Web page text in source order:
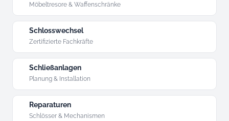
Möbeltresore & Waffenschränke
Schlosswechsel
Zertifizierte Fachkräfte
Schließanlagen
Planung & Installation
Reparaturen
Schlösser & Mechanismen